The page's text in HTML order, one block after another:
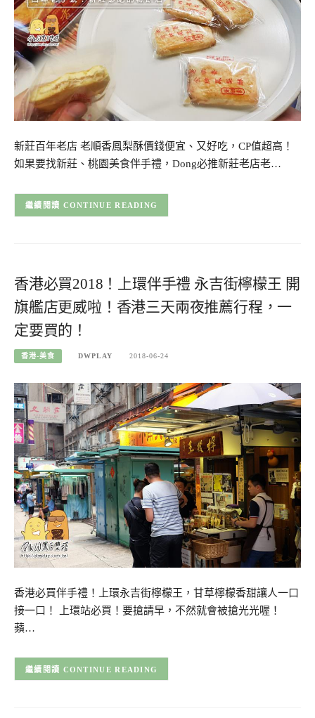
新莊百年老店 老順香鳳梨酥價錢便宜、又好吃，CP值超高！
如果要找新莊、桃園美食伴手禮，Dong必推新莊老店老…
CONTINUE READING
香港必買2018！上環伴手禮 永吉街檸檬王 開
旗艦店更威啦！香港三天兩夜推薦行程，一
定要買的！
香港-美食 DWPLAY 2018-06-24
香港必買伴手禮！上環永吉街檸檬王，甘草檸檬香甜讓人一口
接一口！ 上環站必買！要搶請早，不然就會被搶光光喔！
蘋…
CONTINUE READING